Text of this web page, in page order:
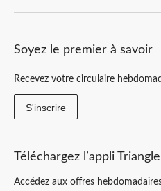
Soyez le premier à savoir
Recevez votre circulaire
S'inscrire
Téléchargez l’appli Triangle
Accédez aux offres